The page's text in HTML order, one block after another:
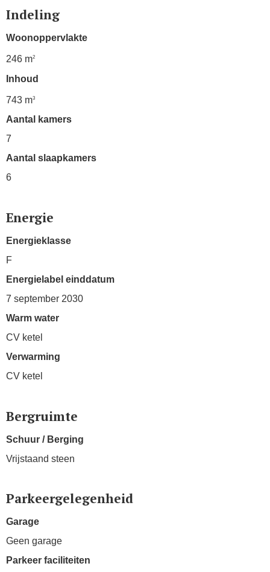
Indeling
Woonoppervlakte
246 m2
Inhoud
743 m3
Aantal kamers
7
Aantal slaapkamers
6
Energie
Energieklasse
F
Energielabel einddatum
7 september 2030
Warm water
CV ketel
Verwarming
CV ketel
Bergruimte
Schuur / Berging
Vrijstaand steen
Parkeergelegenheid
Garage
Geen garage
Parkeer faciliteiten